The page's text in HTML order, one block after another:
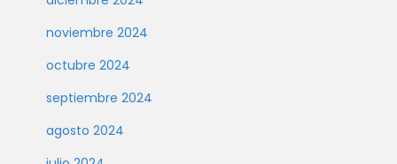
noviembre 2024
octubre 2024
septiembre 2024
agosto 2024